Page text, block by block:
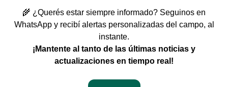
🌾 ¿Querés estar siempre informado? Seguinos en
WhatsApp y recibí alertas personalizadas del campo, al
instante.
¡Mantente al tanto de las últimas noticias y
actualizaciones en tiempo real!